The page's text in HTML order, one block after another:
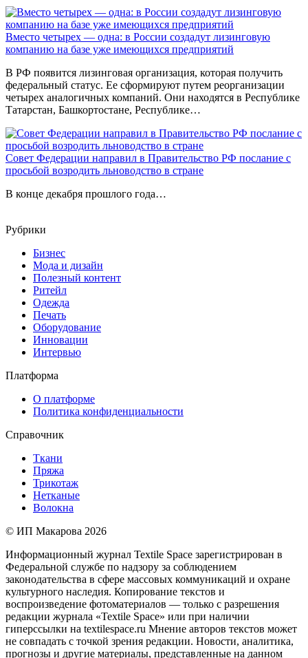
Вместо четырех — одна: в России создадут лизинговую
компанию на базе уже имеющихся предприятий
В РФ появится лизинговая организация, которая получить
федеральный статус. Ее сформируют путем реорганизации
четырех аналогичных компаний. Они находятся в Республике
Татарстан, Башкортостане, Республике…
Совет Федерации направил в Правительство РФ послание с
просьбой возродить льноводство в стране
В конце декабря прошлого года…
Рубрики
Бизнес
Мода и дизайн
Полезный контент
Ритейл
Одежда
Печать
Оборудование
Инновации
Интервью
Платформа
О платформе
Политика конфиденциальности
Справочник
Ткани
Пряжа
Трикотаж
Нетканые
Волокна
© ИП Макарова 2026
Информационный журнал Textile Space зарегистрирован в
Федеральной службе по надзору за соблюдением
законодательства в сфере массовых коммуникаций и охране
культурного наследия. Копирование текстов и
воспроизведение фотоматериалов — только с разрешения
редакции журнала «Textile Space» или при наличии
гиперссылки на textilespace.ru Мнение авторов текстов может
не совпадать с точкой зрения редакции. Новости, аналитика,
прогнозы и другие материалы, представленные на данном